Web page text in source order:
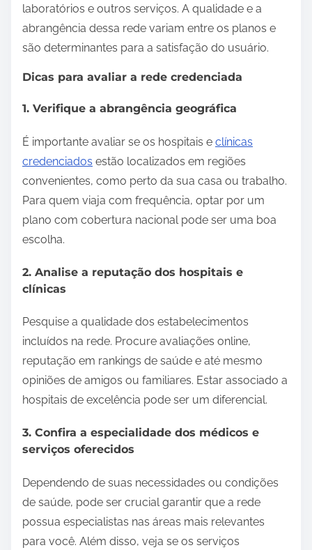
laboratórios e outros serviços. A qualidade e a
abrangência dessa rede variam entre os planos e
são determinantes para a satisfação do usuário.
Dicas para avaliar a rede credenciada
1. Verifique a abrangência geográfica
É importante avaliar se os hospitais e clínicas
credenciados estão localizados em regiões
convenientes, como perto da sua casa ou trabalho.
Para quem viaja com frequência, optar por um
plano com cobertura nacional pode ser uma boa
escolha.
2. Analise a reputação dos hospitais e
clínicas
Pesquise a qualidade dos estabelecimentos
incluídos na rede. Procure avaliações online,
reputação em rankings de saúde e até mesmo
opiniões de amigos ou familiares. Estar associado a
hospitais de excelência pode ser um diferencial.
3. Confira a especialidade dos médicos e
serviços oferecidos
Dependendo de suas necessidades ou condições
de saúde, pode ser crucial garantir que a rede
possua especialistas nas áreas mais relevantes
para você. Além disso, veja se os serviços